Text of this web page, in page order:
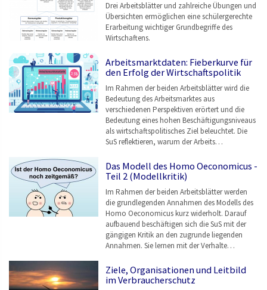
Drei Arbeitsblätter und zahlreiche Übungen und
Übersichten ermöglichen eine schülergerechte
Erarbeitung wichtiger Grundbegriffe des
Wirtschaftens.
Arbeitsmarktdaten: Fieberkurve für
den Erfolg der Wirtschaftspolitik
Im Rahmen der beiden Arbeitsblätter wird die
Bedeutung des Arbeitsmarktes aus
verschiedenen Perspektiven erörtert und die
Bedeutung eines hohen Beschäftigungsniveaus
als wirtschaftspolitisches Ziel beleuchtet. Die
SuS reflektieren, warum der Arbeits…
Das Modell des Homo Oeconomicus -
Teil 2 (Modellkritik)
Im Rahmen der beiden Arbeitsblätter werden
die grundlegenden Annahmen des Modells des
Homo Oeconomicus kurz widerholt. Darauf
aufbauend beschäftigen sich die SuS mit der
gängigen Kritik an den zugrunde liegenden
Annahmen. Sie lernen mit der Verhalte…
Ziele, Organisationen und Leitbild
im Verbraucherschutz